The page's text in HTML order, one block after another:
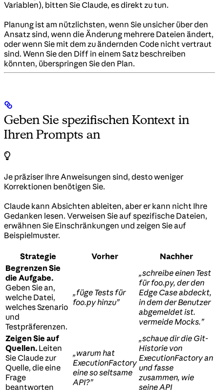
Variablen), bitten Sie Claude, es direkt zu tun.
Planung ist am nützlichsten, wenn Sie unsicher über den
Ansatz sind, wenn die Änderung mehrere Dateien ändert,
oder wenn Sie mit dem zu ändernden Code nicht vertraut
sind. Wenn Sie den Diff in einem Satz beschreiben
könnten, überspringen Sie den Plan.
Geben Sie spezifischen Kontext in
Ihren Prompts an
Je präziser Ihre Anweisungen sind, desto weniger
Korrektionen benötigen Sie.
Claude kann Absichten ableiten, aber er kann nicht Ihre
Gedanken lesen. Verweisen Sie auf spezifische Dateien,
erwähnen Sie Einschränkungen und zeigen Sie auf
Beispielmuster.
Strategie Vorher
Nachher
Begrenzen Sie
die Aufgabe.
Geben Sie an,
welche Datei,
welches Szenario
und
Testpräferenzen.
„füge Tests für
foo.py hinzu”
„schreibe einen Test
für foo.py, der den
Edge Case abdeckt,
in dem der Benutzer
abgemeldet ist.
vermeide Mocks.”
Zeigen Sie auf
Quellen. Leiten
Sie Claude zur
Quelle, die eine
Frage
beantworten
„warum hat
ExecutionFactory
eine so seltsame
API?”
„schaue dir die Git-
Historie von
ExecutionFactory an
und fasse
zusammen, wie
seine API